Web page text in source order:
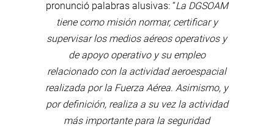
pronunció palabras alusivas: “La DGSOAM
tiene como misión normar, certificar y
supervisar los medios aéreos operativos y
de apoyo operativo y su empleo
relacionado con la actividad aeroespacial
realizada por la Fuerza Aérea. Asimismo, y
por definición, realiza a su vez la actividad
más importante para la seguridad